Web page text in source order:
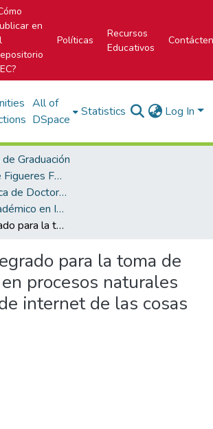
en
Políticas
Recursos
Educativos
All of
DSpace
Statistics Log In
Graduación
Biblioteca José Figueres Ferrer
Área Académica de Doctorado en Ingeniería
Doctorado Académico en Ingeniería
Modelo integrado para la toma de decisiones en procesos naturales por medio de internet de las cosas
para la toma de
procesos naturales
internet de las cosas